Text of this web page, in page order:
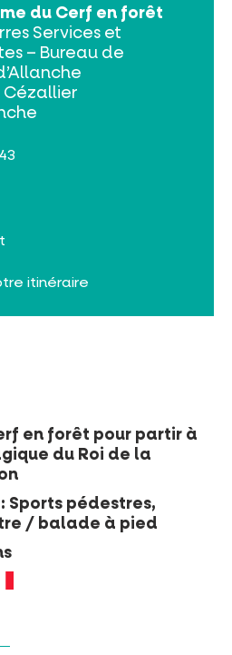
en ligne
NATURE
SAVOIR-FAIRE
en forêt pour partir à
du Roi de la
Sports pédestres,
/ balade à pied
du Cerf en forêt
Services et
– Bureau de
Cézallier
itinéraire